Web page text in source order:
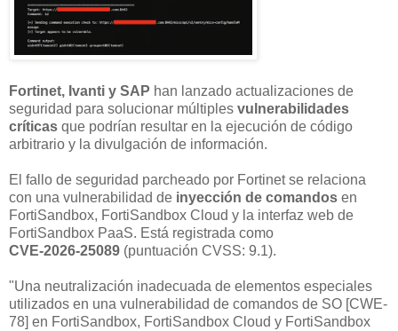
Fortinet, Ivanti y SAP han lanzado actualizaciones de
seguridad para solucionar múltiples vulnerabilidades
críticas que podrían resultar en la ejecución de código
arbitrario y la divulgación de información.
El fallo de seguridad parcheado por Fortinet se relaciona
con una vulnerabilidad de inyección de comandos en
FortiSandbox, FortiSandbox Cloud y la interfaz web de
FortiSandbox PaaS. Está registrada como
CVE-2026-25089 (puntuación CVSS: 9.1).
"Una neutralización inadecuada de elementos especiales
utilizados en una vulnerabilidad de comandos de SO [CWE-
78] en FortiSandbox, FortiSandbox Cloud y FortiSandbox